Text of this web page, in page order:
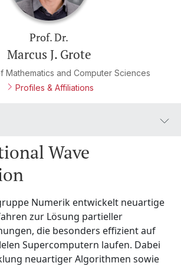
Prof. Dr.
Marcus J. Grote
Mathematics and Computer Sciences
Profiles & Affiliations
Wave
Numerik entwickelt neuartige
zur Lösung partieller
die besonders effizient auf
Supercomputern laufen. Dabei
neuartiger Algorithmen sowie